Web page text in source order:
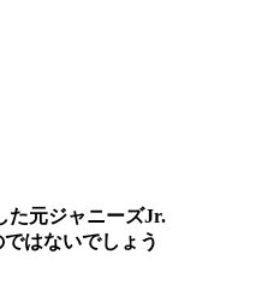
た元ジャニーズJr.
はないでしょう